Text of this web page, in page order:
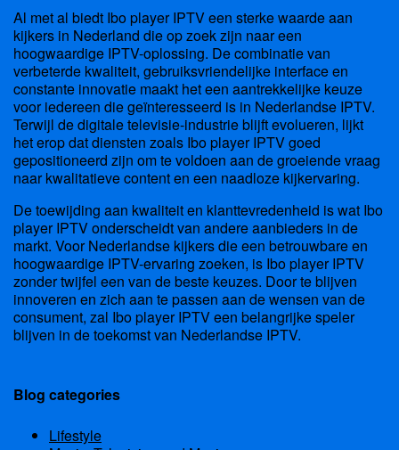
Al met al biedt Ibo player IPTV een sterke waarde aan
kijkers in Nederland die op zoek zijn naar een
hoogwaardige IPTV-oplossing. De combinatie van
verbeterde kwaliteit, gebruiksvriendelijke interface en
constante innovatie maakt het een aantrekkelijke keuze
voor iedereen die geïnteresseerd is in Nederlandse IPTV.
Terwijl de digitale televisie-industrie blijft evolueren, lijkt
het erop dat diensten zoals Ibo player IPTV goed
gepositioneerd zijn om te voldoen aan de groeiende vraag
naar kwalitatieve content en een naadloze kijkervaring.
De toewijding aan kwaliteit en klanttevredenheid is wat Ibo
player IPTV onderscheidt van andere aanbieders in de
markt. Voor Nederlandse kijkers die een betrouwbare en
hoogwaardige IPTV-ervaring zoeken, is Ibo player IPTV
zonder twijfel een van de beste keuzes. Door te blijven
innoveren en zich aan te passen aan de wensen van de
consument, zal Ibo player IPTV een belangrijke speler
blijven in de toekomst van Nederlandse IPTV.
Blog categories
Lifestyle